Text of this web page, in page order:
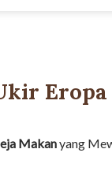
Eropa
Makanyang